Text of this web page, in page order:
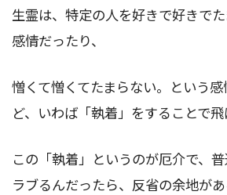
生霊は、特定の人を好きで好きで
感情だったり、
憎くて憎くてたまらない。という
ど、いわば「執着」をすることで飛
この「執着」というのが厄介で、
ラブるんだったら、反省の余地があ